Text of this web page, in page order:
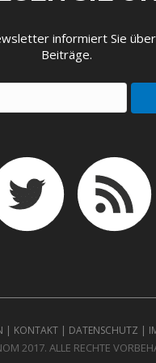
informiert Sie
Beiträge.
| KONTAKT | DATENSCHUTZ |
2017. ALLE RECHTE